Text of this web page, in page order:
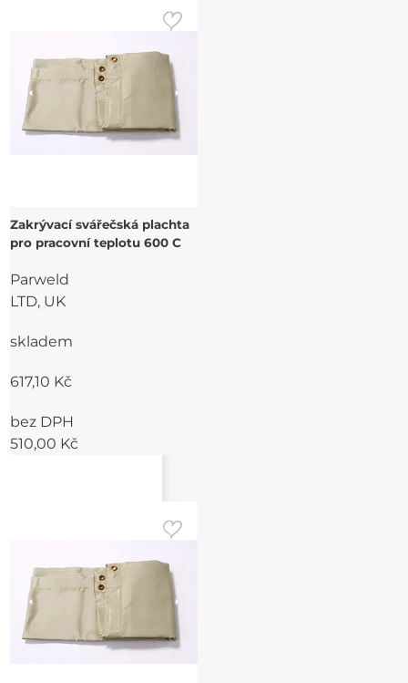
Zakrývací svářečská plachta
pro pracovní teplotu 600 C
Parweld
LTD, UK
skladem
617,10 Kč
bez DPH
510,00 Kč